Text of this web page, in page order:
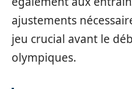
ajustements
jeu crucial avant le
olympiques.